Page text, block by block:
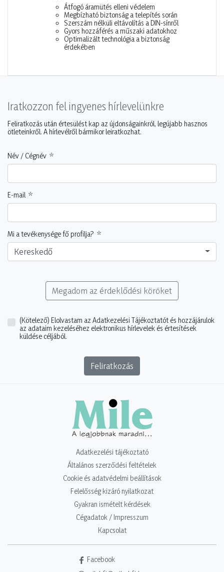
Átfogó áramütés elleni védelem
Megbízható biztonság a telepítés során
Szerszám nélküli eltávolítás a DIN-sínről
Gyors hozzáférés a műszaki adatokhoz
Optimalizált technológia a biztonság
érdekében
Iratkozzon fel ingyenes hírlevelünkre
Feliratkozás után értesülést kap az újdonságainkról, legújabb hasznos
ötleteinkről. A hírlevélről bármikor leiratkozhat.
Név / Cégnév
E-mail
Mi a tevékenysége fő profilja?
Kereskedő
Megadom az érdeklődési köröket
(Kötelező) Elolvastam az Adatkezelési Tájékoztatót és hozzájárulok
az adataim kezeléséhez elektronikus hírlevelek és értesítések
küldése céljából.
Feliratkozás
Adatkezelési tájékoztató
Általános szerződési feltételek
Cookie és adatvédelmi beállítások
Felelősség kizáró nyilatkozat
Gyakran ismételt kérdések
Cégadatok / Impresszum
Kapcsolat
Facebook